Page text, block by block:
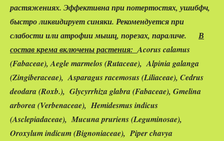
растяжениях. Эффективна при потертостях, ушибфч,
быстро ликвидирует синяки. Рекомендуется при
слабости или атрофии мышц, порезах, параличе. В
состав крема включены растения:Acorus calamus
(Fabaceae), Aegle marmelos (Rutaceae), Alpinia galanga
(Zingiberaceae), Asparagus racemosus (Liliaceae), Cedrus
deodara (Roxb.), Glycyrrhiza glabra (Fabaceae), Gmelina
arborea (Verbenaceae), Hemidesmus indicus
(Asclepiadaceae), Mucuna pruriens (Leguminosae),
Oroxylum indicum (Bignoniaceae), Piper chavya